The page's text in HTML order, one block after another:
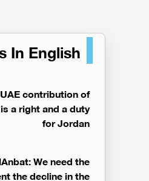
In English
contribution of
a right and a duty
for Jordan
We need the
the decline in the